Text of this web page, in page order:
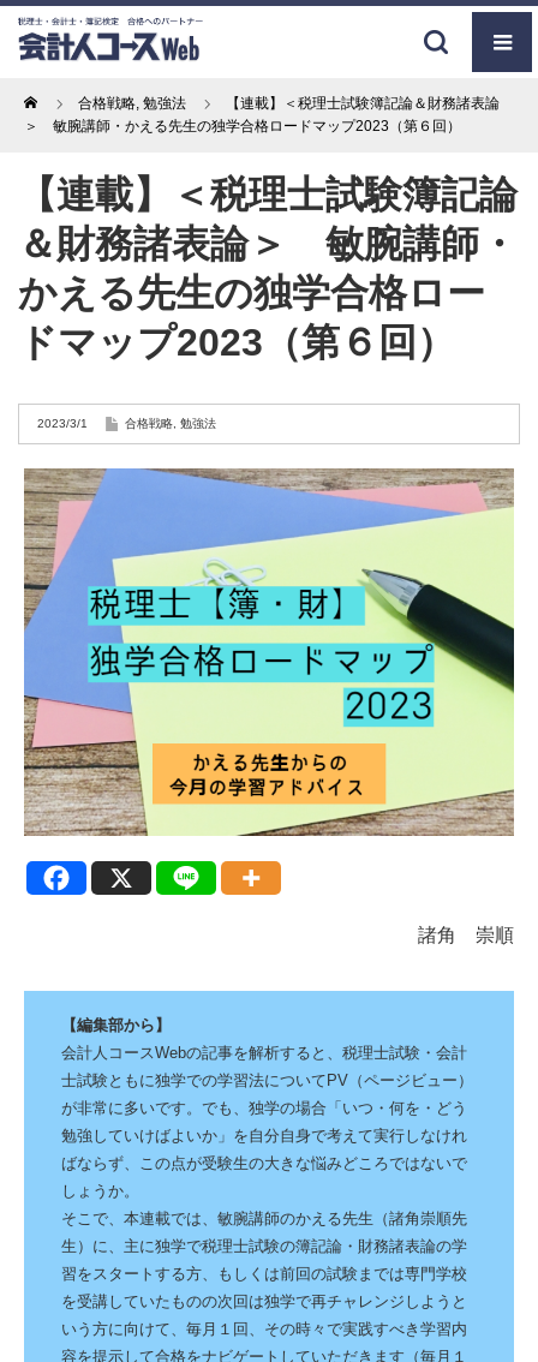
Home 合格戦略, 勉強法
【連載】＜税理士試験簿記論＆財務諸表論
＞ 敏腕講師・かえる先生の独学合格ロードマップ2023（第６回）
【連載】＜税理士試験簿記論
＆財務諸表論＞ 敏腕講師・
かえる先生の独学合格ロー
ドマップ2023（第６回）
2023/3/1 合格戦略 勉強法
諸角 崇順
【編集部から】
会計人コースWebの記事を解析すると、税理士試験・会計
士試験ともに独学での学習法についてPV（ページビュー）
が非常に多いです。でも、独学の場合「いつ・何を・どう
勉強していけばよいか」を自分自身で考えて実行しなけれ
ばならず、この点が受験生の大きな悩みどころではないで
しょうか。
そこで、本連載では、敏腕講師のかえる先生（諸角崇順先
生）に、主に独学で税理士試験の簿記論・財務諸表論の学
習をスタートする方、もしくは前回の試験までは専門学校
を受講していたものの次回は独学で再チャレンジしようと
いう方に向けて、毎月１回、その時々で実践すべき学習内
容を提示して合格をナビゲートしていただきます（毎月１